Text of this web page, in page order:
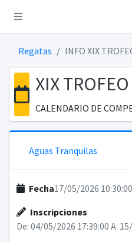
Regatas
XIX
CALENDARIO DE
Aguas Tranquilas
Fecha17/05/2026 10:30:00
Inscripciones
De: 04/05/2026 17:39:00 A: